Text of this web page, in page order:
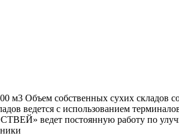
м3 Объем собственных сухих складов
ведется с использованием
ведет постоянную работу по